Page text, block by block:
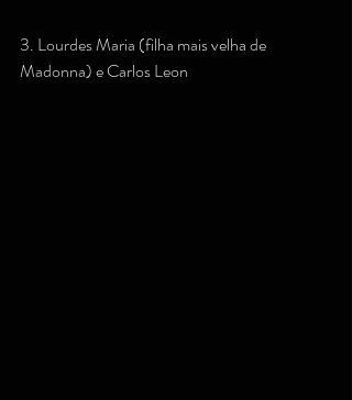
3. Lourdes Maria (filha mais velha de
Madonna) e Carlos Leon